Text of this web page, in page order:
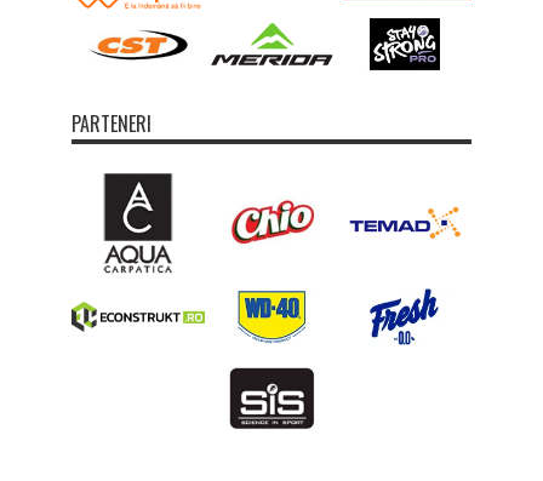
PARTENERI